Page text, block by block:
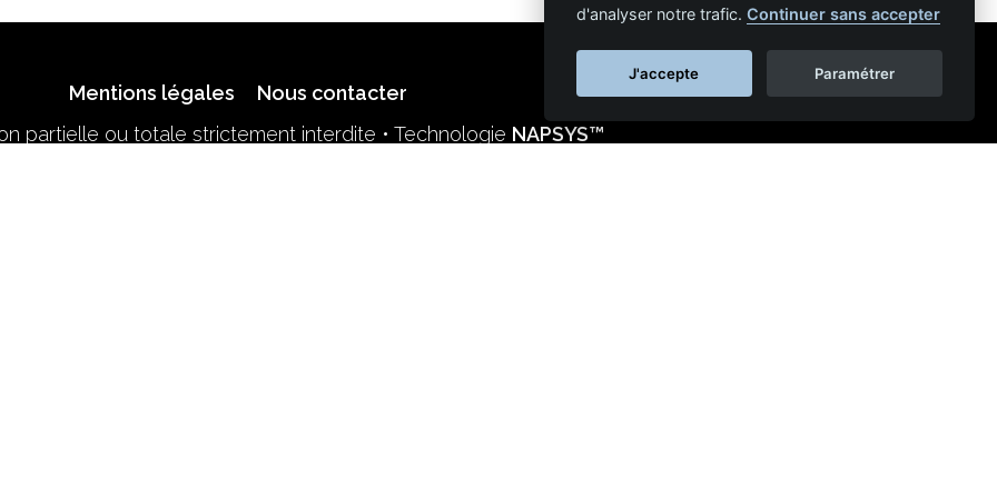
Mentions légales
Nous contacter
partielle ou totale strictement interdite • Technologie NAPSYS™
d'analyser notre trafic. Continuer sans accepter
J'accepte Paramétrer